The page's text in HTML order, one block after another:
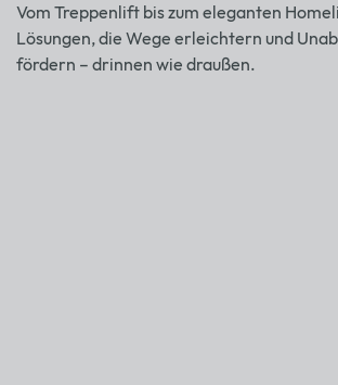
Vom Treppenlift bis zum eleganten
Lösungen, die Wege erleichtern und
fördern – drinnen wie draußen.